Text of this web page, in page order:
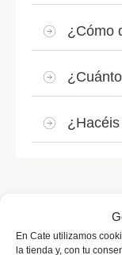
En Cate utilizamos
la tienda y, con tu
¿Cómo
También